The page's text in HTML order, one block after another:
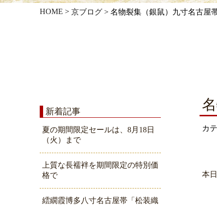
HOME > 京ブログ > 名物裂集（銀鼠）九寸名古屋
新着記事
夏の期間限定セールは、8月18日
（火）まで
上質な長襦袢を期間限定の特別価
格で
繧繝霞博多八寸名古屋帯「松装織
カ
本